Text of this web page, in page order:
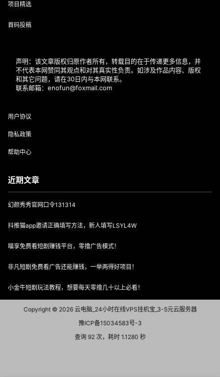
项目精选
首码投稿
声明：该文章版权归原作者所有，转载目的在于传递更多信息，并
不代表本网赞同其观点和对其真实性负责。如涉及作品内容、版权
和其它问题，请在30日内与本网联系。
联系邮箱：enofun@foxmail.com
用户协议
隐私政策
帮助中心
近期文章
幻颜秀秀官网口令131314
抖推猫app邀请正确填写方法，新人填写LSYL4W
喵享免费看短剧赚钱平台，零撸广告模式！
非凡短剧免费看广告还能赚钱，一举两得好项目！
小金牛短剧玩法教程，想要每天零撸几十以上必看！
Copyright © 2026云电脑_24小时在线VPS挂机宝_3-5元云服务器
豫ICP备15034583号-3
查询 92 次，耗时 1.1280 秒